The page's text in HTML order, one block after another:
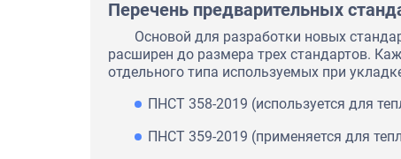
Перечень предварительных
Основой для разработки новых
расширен до размера трех стандартов.
отдельного типа используемых при
ПНСТ 358-2019 (используется для
ПНСТ 359-2019 (применяется для